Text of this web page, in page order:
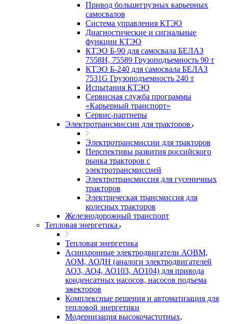
Привод большегрузных карьерных
самосвалов
Система управления КТЭО
Диагностические и сигнальные
функции КТЭО
КТЭО Б-90 для самосвала БЕЛАЗ
7558H, 75589 Грузоподъемность 90 т
КТЭО Б-240 для самосвала БЕЛАЗ
7531G Грузоподъемность 240 т
Испытания КТЭО
Сервисная служба программы
«Карьерный транспорт»
Сервис-партнеры
Электротрансмиссии для тракторов
Электротрансмиссии для тракторов
Перспективы развития российского
рынка тракторов с
электротрансмиссией
Электротрансмиссия для гусеничных
тракторов
Электрическая трансмиссия для
колесных тракторов
Железнодорожный транспорт
Тепловая энергетика
Тепловая энергетика
Асинхронные электродвигатели АОВМ,
АОМ, АОДН (аналоги электродвигателей
АО3, АО4, АО103, АО104) для привода
конденсатных насосов, насосов подъема
эжекторов
Комплексные решения и автоматизация для
тепловой энергетики
Модернизация высокочастотных,